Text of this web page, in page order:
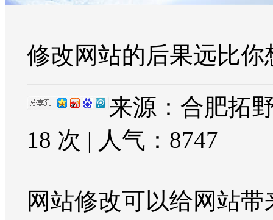
修改网站的后果远比你
来源：合肥拓
18 次 | 人气： 8747
网站修改可以给网站